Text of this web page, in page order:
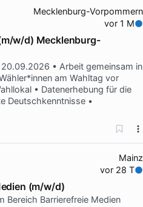
Mecklenburg-Vorpommern
vor 1 M
w/d) Mecklenburg-
• Arbeit gemeinsam in
am Wahltag vor
• Datenerhebung für die
Deutschkenntnisse •
Mainz
vor 28 T
(m/w/d)
Bereich Barrierefreie Medien